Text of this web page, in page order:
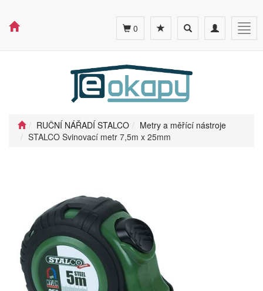
Toggle
navigation
Toggle
search
0
RUČNÍ NÁŘADÍ STALCO
Metry a měřící nástroje
STALCO Svinovací metr 7,5m x 25mm